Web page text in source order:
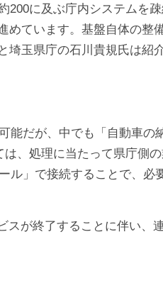
200に及ぶ庁内システムを
めています。基盤自体の整
埼玉県庁の石川貴規氏は紹
能だが、中でも「自動車の
、処理に当たって県庁側
ル」で接続することで、必
スが終了することに伴い、